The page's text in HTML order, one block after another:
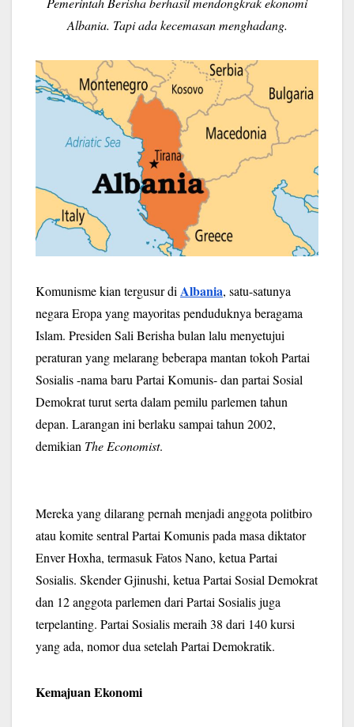
Albania. Tapi ada kecemasan menghadang.
Komunisme kian tergusur di Albania, satu-satunya
negara Eropa yang mayoritas penduduknya beragama
Islam. Presiden Sali Berisha bulan lalu menyetujui
peraturan yang melarang beberapa mantan tokoh Partai
Sosialis -nama baru Partai Komunis- dan partai Sosial
Demokrat turut serta dalam pemilu parlemen tahun
depan. Larangan ini berlaku sampai tahun 2002,
demikian The Economist.
Mereka yang dilarang pernah menjadi anggota politbiro
atau komite sentral Partai Komunis pada masa diktator
Enver Hoxha, termasuk Fatos Nano, ketua Partai
Sosialis. Skender Gjinushi, ketua Partai Sosial Demokrat
dan 12 anggota parlemen dari Partai Sosialis juga
terpelanting. Partai Sosialis meraih 38 dari 140 kursi
yang ada, nomor dua setelah Partai Demokratik.
Kemajuan Ekonomi